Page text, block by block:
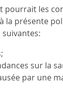
les
présente
sur la
par une